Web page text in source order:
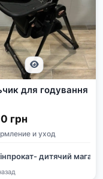
для годування
грн
и уход
дитячий